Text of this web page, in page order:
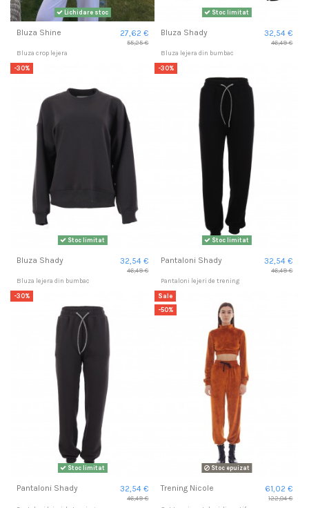
Lichidare stoc
Bluza Shine 27,62 €
55,25 €
Bluza crop lejera
Stoc limitat
Bluza Shady 32,54 €
46,49 €
Bluza lejera din bumbac
-30%
Stoc limitat
Bluza Shady 32,54 €
46,49 €
Bluza lejera din bumbac
-30%
Stoc limitat
Pantaloni Shady 32,54 €
46,49 €
Pantaloni lejeri de trening
-30%
Stoc limitat
Pantaloni Shady 32,54 €
46,49 €
Sale
-50%
Stoc epuizat
Trening Nicole 61,02 €
122,04 €